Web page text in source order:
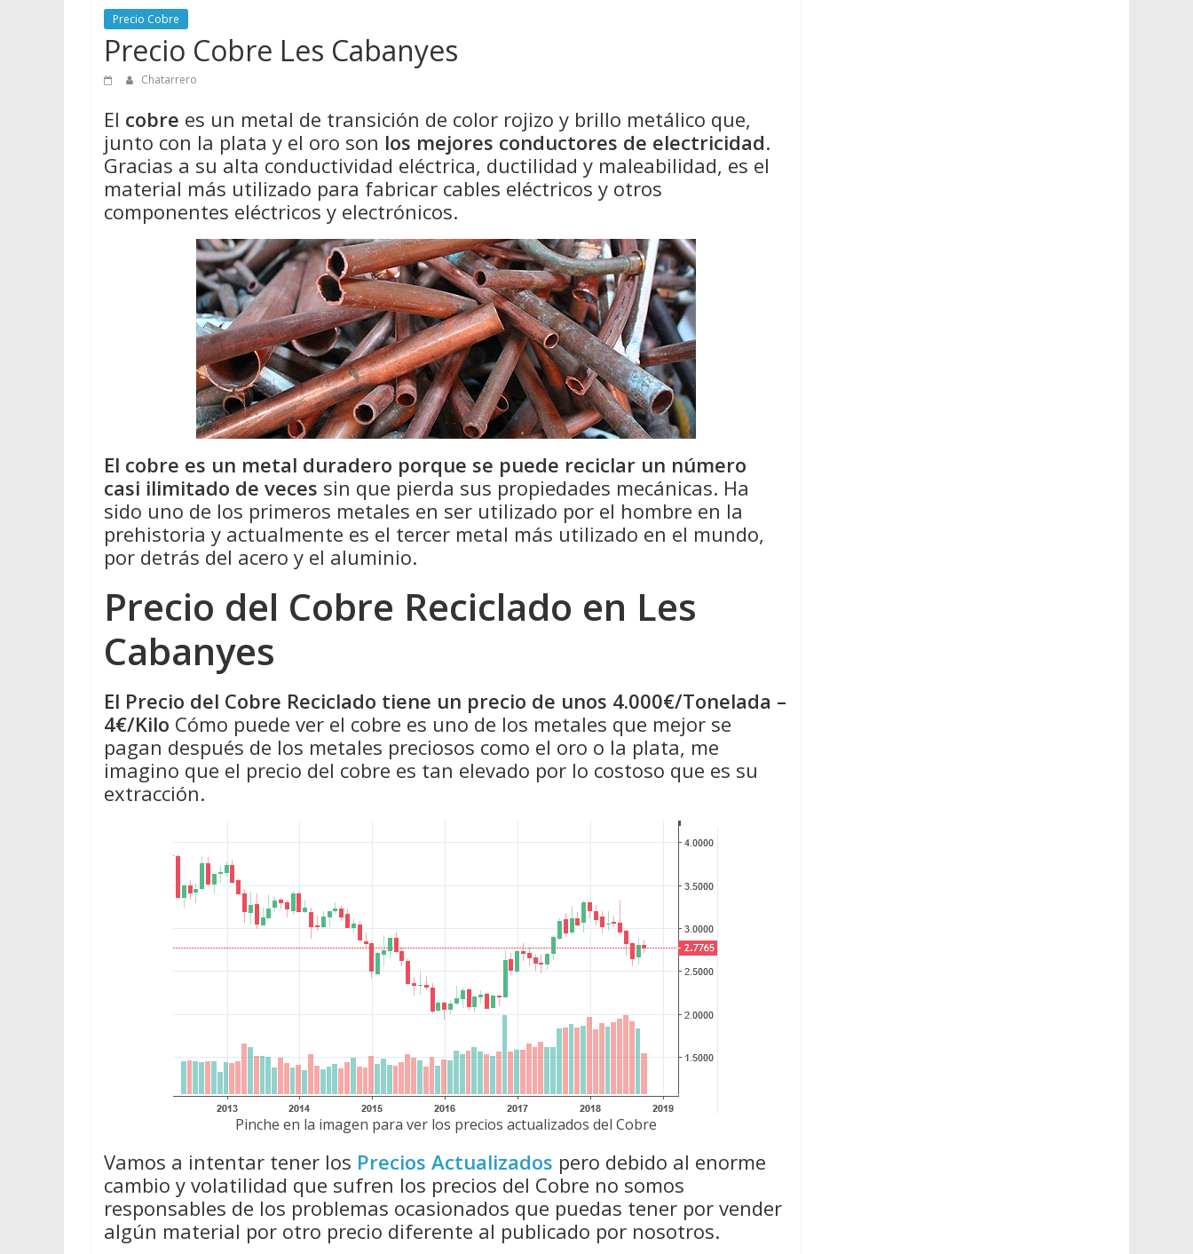
Precio Cobre
Precio Cobre Les Cabanyes
Chatarrero
El cobre es un metal de transición de color rojizo y brillo metálico que,
junto con la plata y el oro son los mejores conductores de electricidad.
Gracias a su alta conductividad eléctrica, ductilidad y maleabilidad, es el
material más utilizado para fabricar cables eléctricos y otros
componentes eléctricos y electrónicos.
El cobre es un metal duradero porque se puede reciclar un número
casi ilimitado de veces sin que pierda sus propiedades mecánicas. Ha
sido uno de los primeros metales en ser utilizado por el hombre en la
prehistoria y actualmente es el tercer metal más utilizado en el mundo,
por detrás del acero y el aluminio.
Precio del Cobre Reciclado en Les
Cabanyes
El Precio del Cobre Reciclado tiene un precio de unos 4.000€/Tonelada –
4€/Kilo Cómo puede ver el cobre es uno de los metales que mejor se
pagan después de los metales preciosos como el oro o la plata, me
imagino que el precio del cobre es tan elevado por lo costoso que es su
extracción.
Pinche en la imagen para ver los precios actualizados del Cobre
Vamos a intentar tener los Precios Actualizados pero debido al enorme
cambio y volatilidad que sufren los precios del Cobre no somos
responsables de los problemas ocasionados que puedas tener por vender
algún material por otro precio diferente al publicado por nosotros.